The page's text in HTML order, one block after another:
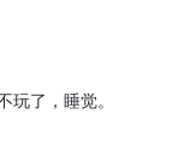
了，睡觉。